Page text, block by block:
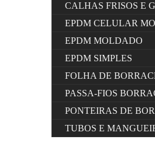
CALHAS FRISOS E
EPDM CELULAR
EPDM MOLDADO
EPDM SIMPLES
FOLHA DE
PASSA-FIOS
PONTEIRAS DE
TUBOS E